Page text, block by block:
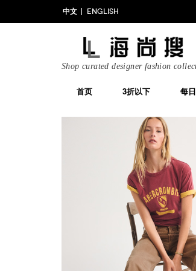
中文 ENGLISH
Shop curated designer fashion
首页 3折以下 每